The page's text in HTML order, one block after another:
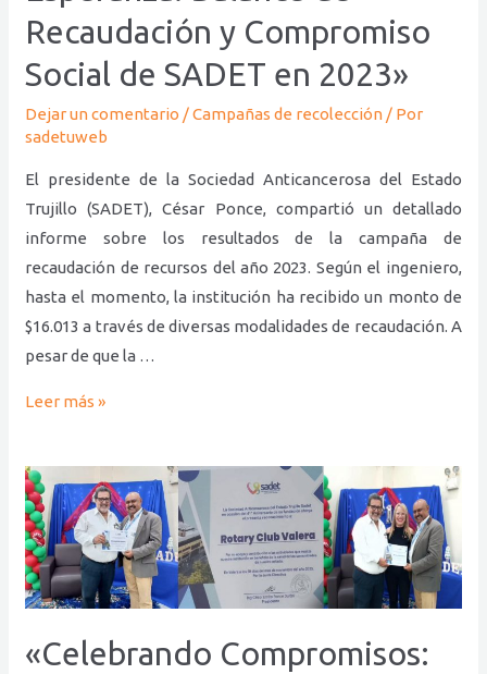
Recaudación y Compromiso
Social de SADET en 2023»
Dejar un comentario /Campañas de recolección / Por
sadetuweb
El presidente de la Sociedad Anticancerosa del Estado
Trujillo (SADET), César Ponce, compartió un detallado
informe sobre los resultados de la campaña de
recaudación de recursos del año 2023. Según el ingeniero,
hasta el momento, la institución ha recibido un monto de
$16.013 a través de diversas modalidades de recaudación. A
pesar de que la …
en
Leer más »
«Celebrando Compromisos:
«Celebrando
Compromisos:
Un
Aniversario
Colmado
Gratitud